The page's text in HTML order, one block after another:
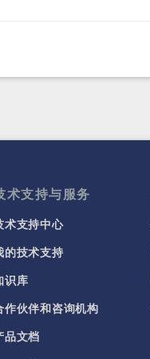
术支持与服务
术支持中心
的技术支持
识库
作伙伴和咨询机构
品文档